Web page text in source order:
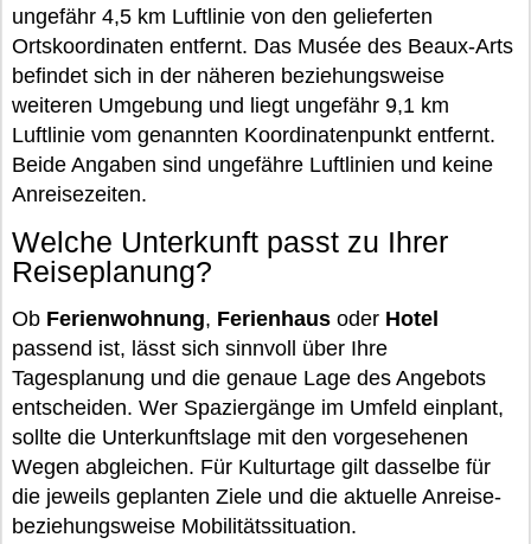
ungefähr 4,5 km Luftlinie von den gelieferten
Ortskoordinaten entfernt. Das Musée des Beaux-Arts
befindet sich in der näheren beziehungsweise
weiteren Umgebung und liegt ungefähr 9,1 km
Luftlinie vom genannten Koordinatenpunkt entfernt.
Beide Angaben sind ungefähre Luftlinien und keine
Anreisezeiten.
Welche Unterkunft passt zu Ihrer
Reiseplanung?
Ob Ferienwohnung, Ferienhaus oder Hotel
passend ist, lässt sich sinnvoll über Ihre
Tagesplanung und die genaue Lage des Angebots
entscheiden. Wer Spaziergänge im Umfeld einplant,
sollte die Unterkunftslage mit den vorgesehenen
Wegen abgleichen. Für Kulturtage gilt dasselbe für
die jeweils geplanten Ziele und die aktuelle Anreise-
beziehungsweise Mobilitätssituation.